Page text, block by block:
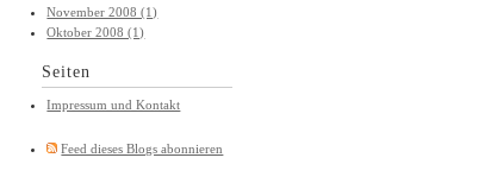
November 2008 (1)
Oktober 2008 (1)
Seiten
Impressum und Kontakt
Feed dieses Blogs abonnieren